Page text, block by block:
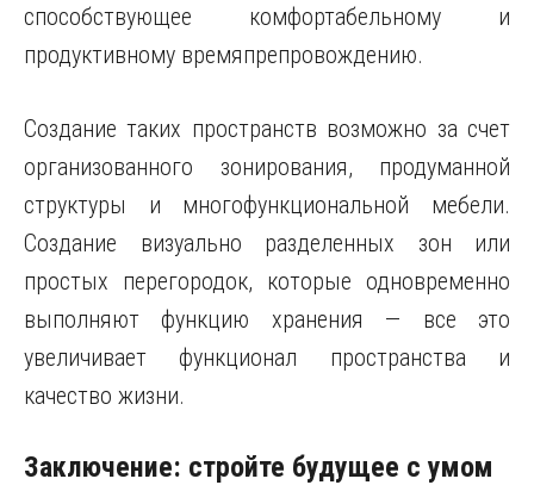
способствующее комфортабельному и
продуктивному времяпрепровождению.
Создание таких пространств возможно за счет
организованного зонирования, продуманной
структуры и многофункциональной мебели.
Создание визуально разделенных зон или
простых перегородок, которые одновременно
выполняют функцию хранения — все это
увеличивает функционал пространства и
качество жизни.
Заключение: стройте будущее с умом